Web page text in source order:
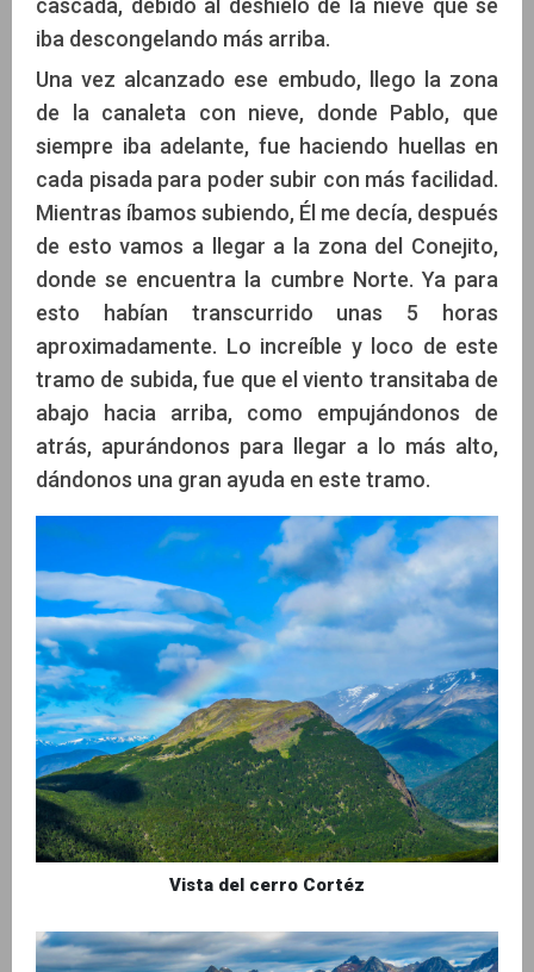
iba descongelando más arriba.
Una vez alcanzado ese embudo, llego la zona
de la canaleta con nieve, donde Pablo, que
siempre iba adelante, fue haciendo huellas en
cada pisada para poder subir con más facilidad.
Mientras íbamos subiendo, Él me decía, después
de esto vamos a llegar a la zona del Conejito,
donde se encuentra la cumbre Norte. Ya para
esto habían transcurrido unas 5 horas
aproximadamente. Lo increíble y loco de este
tramo de subida, fue que el viento transitaba de
abajo hacia arriba, como empujándonos de
atrás, apurándonos para llegar a lo más alto,
dándonos una gran ayuda en este tramo.
Vista del cerro Cortéz